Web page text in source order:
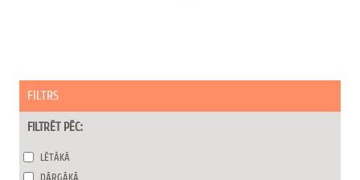
FILTRS
FILTRĒT PĒC:
LĒTĀKĀ
DĀRGĀKĀ